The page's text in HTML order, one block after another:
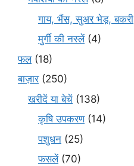
गाय, भैंस, सुअर भेड़, बकरी
मुर्गी की नस्लें(4)
फल(18)
बाज़ार(250)
खरीदें या बेचें (138)
कृषि उपकरण(14)
पशुधन (25)
फसलें(70)